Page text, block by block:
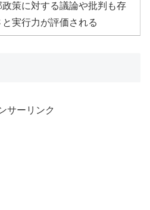
政策に対する議論や批判も存
実行力が評価される
サーリンク